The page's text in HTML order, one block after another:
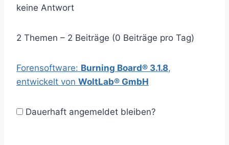
keine Antwort
2 Themen – 2 Beiträge (0 Beiträge pro Tag)
Forensoftware: Burning Board® 3.1.8,
entwickelt von WoltLab® GmbH
Dauerhaft angemeldet bleiben?